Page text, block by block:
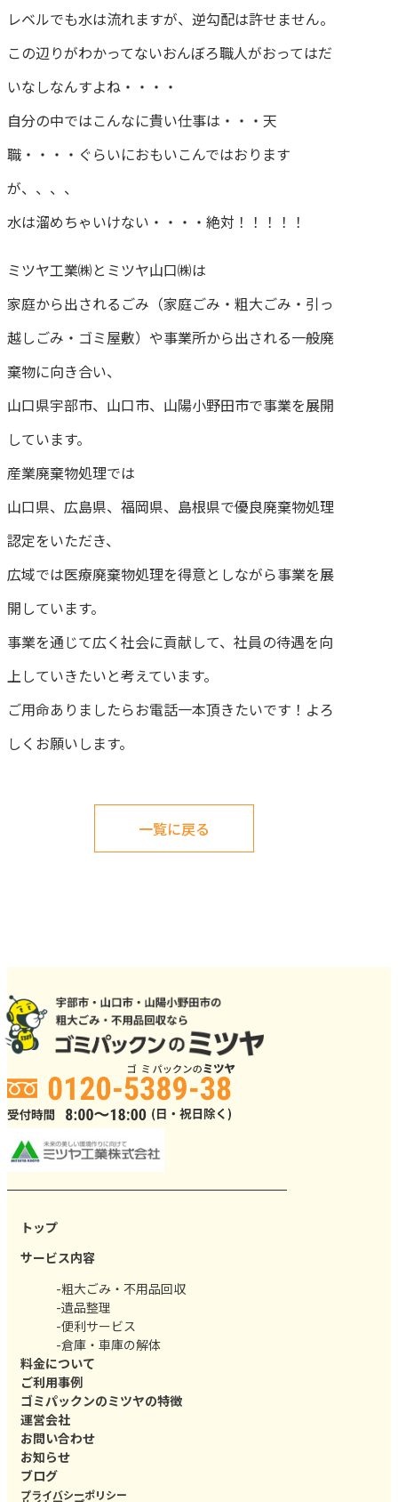
レベルでも水は流れますが、逆勾配は許せません。
この辺りがわかってないおんぼろ職人がおってはだ
いなしなんすよね・・・・
自分の中ではこんなに貴い仕事は・・・天
職・・・・ぐらいにおもいこんではおります
が、、、、
水は溜めちゃいけない・・・・絶対！！！！！
ミツヤ工業㈱とミツヤ山口㈱は
家庭から出されるごみ（家庭ごみ・粗大ごみ・引っ
越しごみ・ゴミ屋敷）や事業所から出される一般廃
棄物に向き合い、
山口県宇部市、山口市、山陽小野田市で事業を展開
しています。
産業廃棄物処理では
山口県、広島県、福岡県、島根県で優良廃棄物処理
認定をいただき、
広域では医療廃棄物処理を得意としながら事業を展
開しています。
事業を通じて広く社会に貢献して、社員の待遇を向
上していきたいと考えています。
ご用命ありましたらお電話一本頂きたいです！よろ
しくお願いします。
一覧に戻る
トップ
サービス内容
-粗大ごみ・不用品回収
-遺品整理
-便利サービス
-倉庫・車庫の解体
料金について
ご利用事例
ゴミパックンのミツヤの特徴
運営会社
お問い合わせ
お知らせ
ブログ
プライバシーポリシー